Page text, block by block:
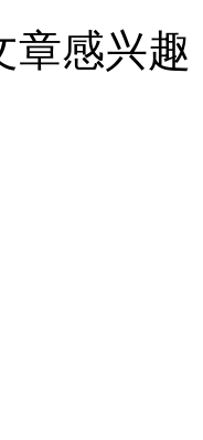
章感兴趣